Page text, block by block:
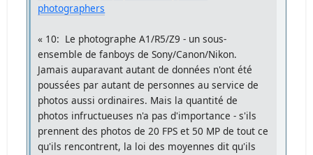
photographers
« 10: Le photographe A1/R5/Z9 - un sous-
ensemble de fanboys de Sony/Canon/Nikon.
Jamais auparavant autant de données n'ont été
poussées par autant de personnes au service de
photos aussi ordinaires. Mais la quantité de
photos infructueuses n'a pas d'importance - s'ils
prennent des photos de 20 FPS et 50 MP de tout ce
qu'ils rencontrent, la loi des moyennes dit qu'ils